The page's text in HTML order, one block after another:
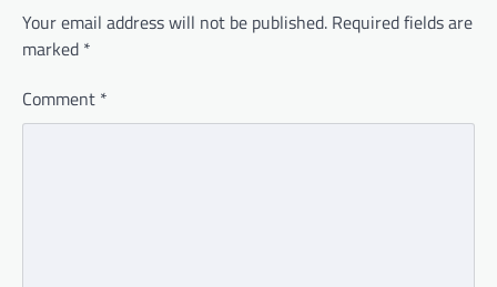
Your email address will not be published. Required fields are
marked *
Comment *